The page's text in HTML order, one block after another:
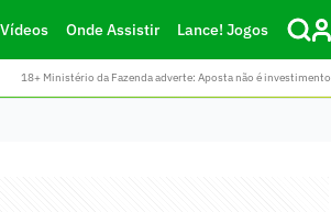
Vídeos Onde Assistir Lance! Jogos
18+ Ministério da Fazenda adverte: Aposta não é investimento